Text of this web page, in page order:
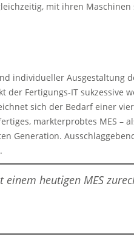
mit ihren
individueller Ausgestaltung
Fertigungs-IT sukzessive
sich der Bedarf einer
markterprobtes MES –
Generation.
heutigen MES